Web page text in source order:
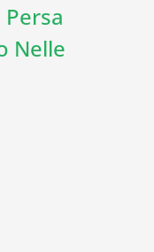
Nelle